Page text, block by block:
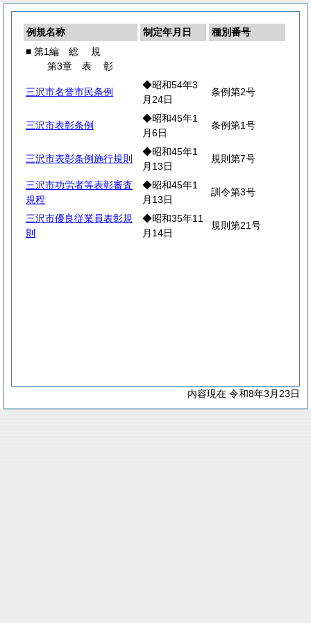
例規名称 制定年月日
種別番号
■ 第1編 総 規
第3章 表彰
三沢市名誉市民条例
◆昭和54年3
月24日
条例第2号
三沢市表彰条例
◆昭和45年1
月6日
条例第1号
三沢市表彰条例施行規則
◆昭和45年1
月13日
規則第7号
三沢市功労者等表彰審査
規程
◆昭和45年1
月13日
訓令第3号
三沢市優良従業員表彰規
則
◆昭和35年11
月14日
規則第21号
内容現在 令和8年3月23日